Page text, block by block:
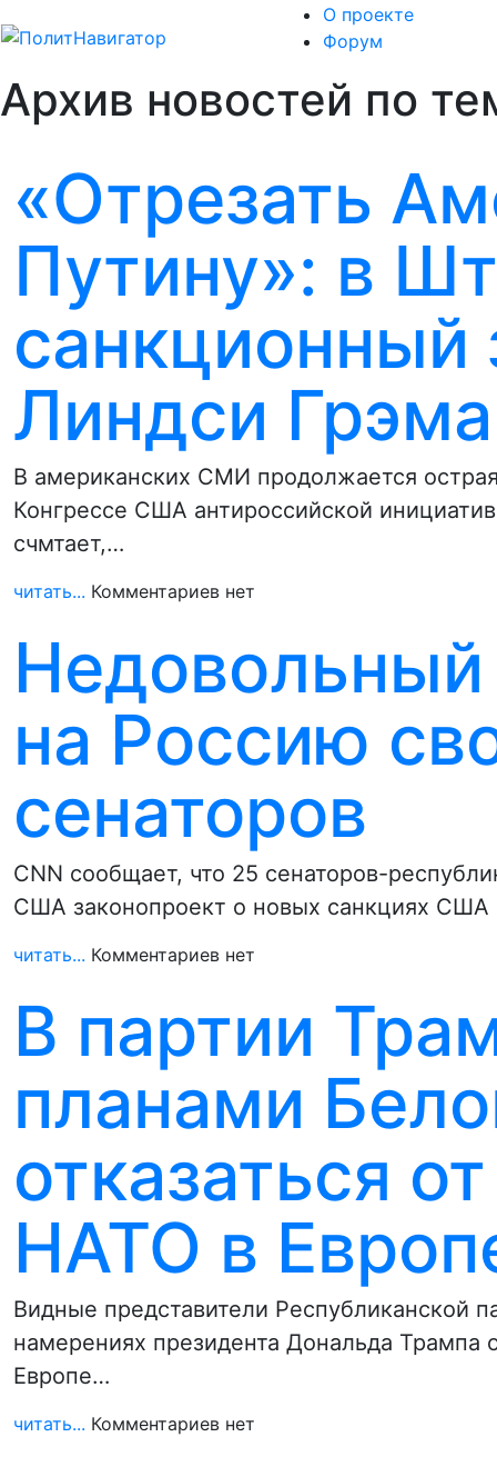
О проекте
Форум
Архив новостей по
«Отрезать
Путину»: в
санкционный
Линдси Грэма
В американских СМИ продолжается
Конгрессе США антироссийской
счмтает,…
читать... Комментариев нет
на Россию
сенаторов
CNN сообщает, что 25 сенаторов-
США законопроект о новых санкциях США
читать... Комментариев нет
В партии
планами
отказаться
НАТО в
Видные представители Республиканской
намерениях президента Дональда Трампа
Европе…
читать... Комментариев нет